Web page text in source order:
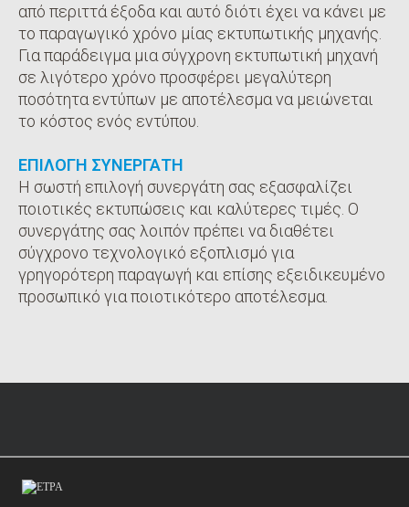
από περιττά έξοδα και αυτό διότι έχει να κάνει με
το παραγωγικό χρόνο μίας εκτυπωτικής μηχανής.
Για παράδειγμα μια σύγχρονη εκτυπωτική μηχανή
σε λιγότερο χρόνο προσφέρει μεγαλύτερη
ποσότητα εντύπων με αποτέλεσμα να μειώνεται
το κόστος ενός εντύπου.
ΕΠΙΛΟΓΗ ΣΥΝΕΡΓΑΤΗ
Η σωστή επιλογή συνεργάτη σας εξασφαλίζει
ποιοτικές εκτυπώσεις και καλύτερες τιμές. Ο
συνεργάτης σας λοιπόν πρέπει να διαθέτει
σύγχρονο τεχνολογικό εξοπλισμό για
γρηγορότερη παραγωγή και επίσης εξειδικευμένο
προσωπικό για ποιοτικότερο αποτέλεσμα.